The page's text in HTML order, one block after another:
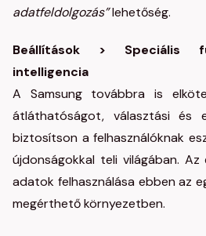
adatfeldolgozás”lehetőség.
Beállítások > Speciális
intelligencia
A Samsung továbbra is
átláthatóságot, választási és
biztosítson a felhasználóknak
újdonságokkal teli világában.
adatok felhasználása ebben az
megérthető környezetben.